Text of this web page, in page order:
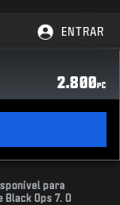
ENTRAR
2.800PC
para
Ops 7. O